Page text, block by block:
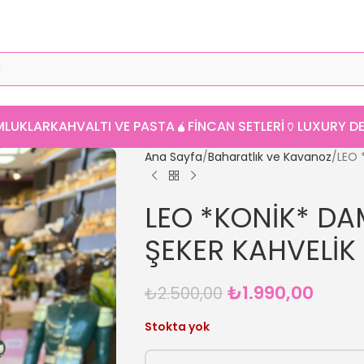
KAHVALTI VE PASTA🧉FINCAN SETLERI 🏺LUXURY
Ana Sayfa Baharatlık ve Kavanoz LEO
LEO *KONİK*
ŞEKER KAHVELİK
₺2.500,00 ₺1.990,00
Stokta yok